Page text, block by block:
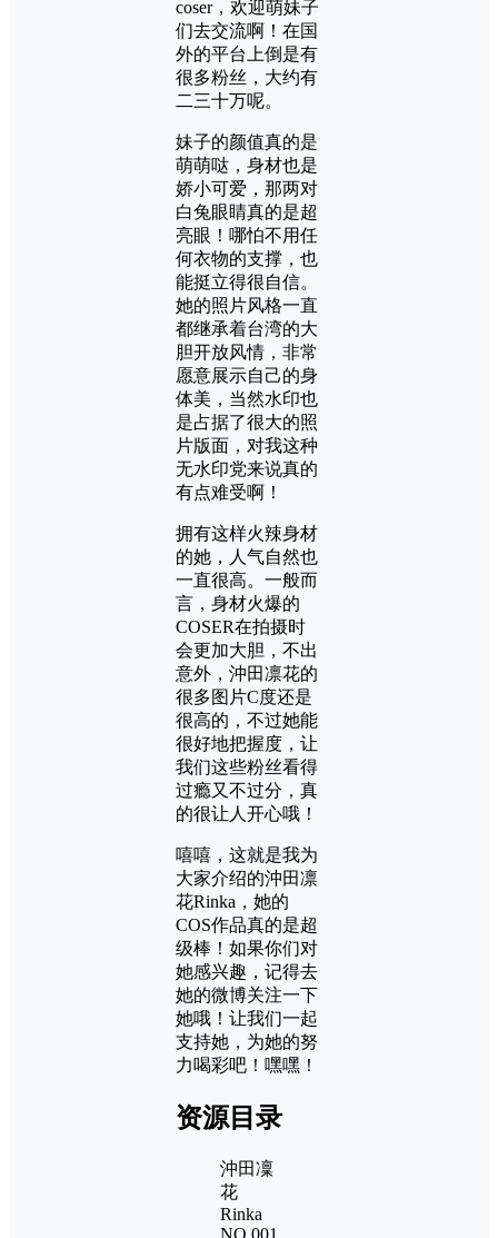
coser，欢迎萌妹子
们去交流啊！在国
外的平台上倒是有
很多粉丝，大约有
二三十万呢。
妹子的颜值真的是
萌萌哒，身材也是
娇小可爱，那两对
白兔眼睛真的是超
亮眼！哪怕不用任
何衣物的支撑，也
能挺立得很自信。
她的照片风格一直
都继承着台湾的大
胆开放风情，非常
愿意展示自己的身
体美，当然水印也
是占据了很大的照
片版面，对我这种
无水印党来说真的
有点难受啊！
拥有这样火辣身材
的她，人气自然也
一直很高。一般而
言，身材火爆的
COSER在拍摄时
会更加大胆，不出
意外，沖田凛花的
很多图片C度还是
很高的，不过她能
很好地把握度，让
我们这些粉丝看得
过瘾又不过分，真
的很让人开心哦！
嘻嘻，这就是我为
大家介绍的沖田凛
花Rinka，她的
COS作品真的是超
级棒！如果你们对
她感兴趣，记得去
她的微博关注一下
她哦！让我们一起
支持她，为她的努
力喝彩吧！嘿嘿！
资源目录
沖田凜
花
Rinka
NO.001